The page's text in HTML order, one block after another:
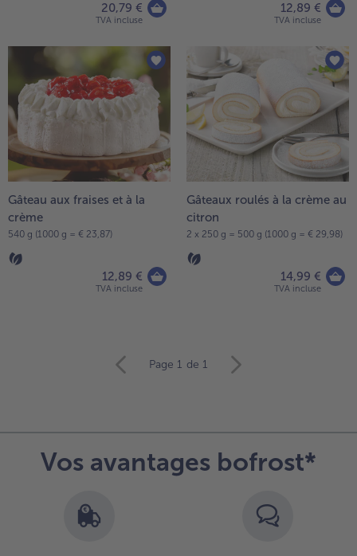
20,79 €
TVA incluse
12,89 €
TVA incluse
Gâteau aux fraises et à la
crème
540 g (1000 g = € 23,87)
12,89 €
TVA incluse
Gâteaux roulés à la crème au
citron
2 x 250 g = 500 g (1000 g = € 29,98)
14,99 €
TVA incluse
des
articles.
Page 1 de 1
Vos avantages bofrost*